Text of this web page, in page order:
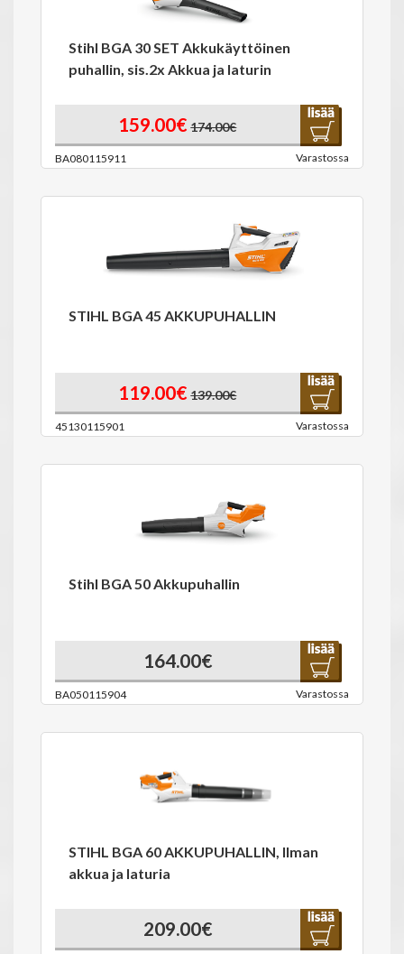
Stihl BGA 30 SET Akkukäyttöinen
puhallin, sis.2x Akkua ja laturin
159.00€ 174.00€
BA080115911 Varastossa
STIHL BGA 45 AKKUPUHALLIN
119.00€ 139.00€
45130115901 Varastossa
Stihl BGA 50 Akkupuhallin
164.00€
BA050115904 Varastossa
STIHL BGA 60 AKKUPUHALLIN, Ilman
akkua ja laturia
209.00€